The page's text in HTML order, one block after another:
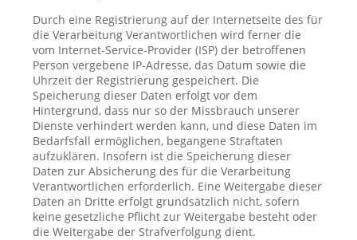
Durch eine Registrierung auf der Internetseite des für
die Verarbeitung Verantwortlichen wird ferner die
vom Internet-Service-Provider (ISP) der betroffenen
Person vergebene IP-Adresse, das Datum sowie die
Uhrzeit der Registrierung gespeichert. Die
Speicherung dieser Daten erfolgt vor dem
Hintergrund, dass nur so der Missbrauch unserer
Dienste verhindert werden kann, und diese Daten im
Bedarfsfall ermöglichen, begangene Straftaten
aufzuklären. Insofern ist die Speicherung dieser
Daten zur Absicherung des für die Verarbeitung
Verantwortlichen erforderlich. Eine Weitergabe dieser
Daten an Dritte erfolgt grundsätzlich nicht, sofern
keine gesetzliche Pflicht zur Weitergabe besteht oder
die Weitergabe der Strafverfolgung dient.